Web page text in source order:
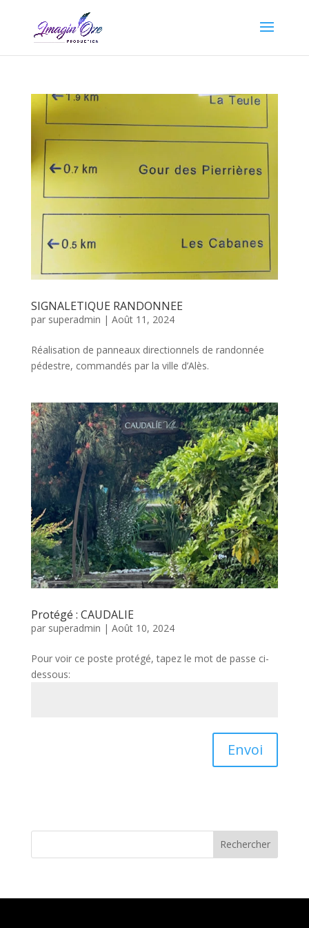
SIGNALETIQUE RANDONNEE
par superadmin | Août 11, 2024
Réalisation de panneaux directionnels de randonnée
pédestre, commandés par la ville d’Alès.
Protégé : CAUDALIE
par superadmin | Août 10, 2024
Pour voir ce poste protégé, tapez le mot de passe ci-
dessous:
Envoi